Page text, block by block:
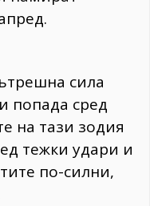
сила
попада сред
на тази зодия
тежки удари и
по-силни,